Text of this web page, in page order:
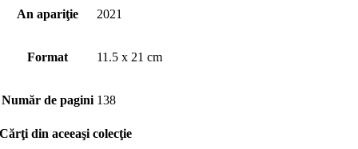
An apariţie 2021
Format 11.5 x 21 cm
Număr de pagini 138
Cărţi din aceeaşi colecţie